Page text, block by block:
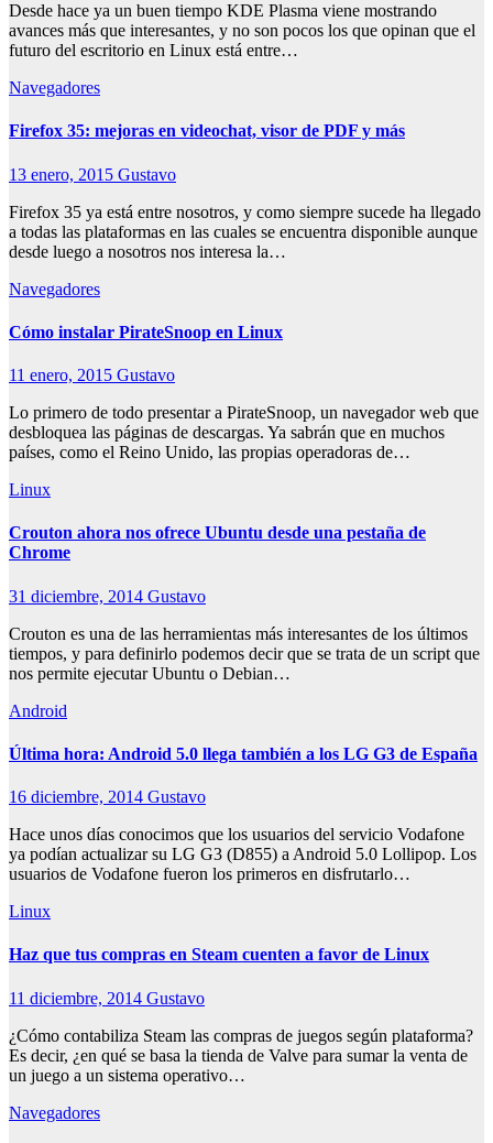
Desde hace ya un buen tiempo KDE Plasma viene mostrando
avances más que interesantes, y no son pocos los que opinan que el
futuro del escritorio en Linux está entre…
Navegadores
Firefox 35: mejoras en videochat, visor de PDF y más
13 enero, 2015 Gustavo
Firefox 35 ya está entre nosotros, y como siempre sucede ha llegado
a todas las plataformas en las cuales se encuentra disponible aunque
desde luego a nosotros nos interesa la…
Navegadores
Cómo instalar PirateSnoop en Linux
11 enero, 2015 Gustavo
Lo primero de todo presentar a PirateSnoop, un navegador web que
desbloquea las páginas de descargas. Ya sabrán que en muchos
países, como el Reino Unido, las propias operadoras de…
Linux
Crouton ahora nos ofrece Ubuntu desde una pestaña de
Chrome
31 diciembre, 2014 Gustavo
Crouton es una de las herramientas más interesantes de los últimos
tiempos, y para definirlo podemos decir que se trata de un script que
nos permite ejecutar Ubuntu o Debian…
Android
Última hora: Android 5.0 llega también a los LG G3 de España
16 diciembre, 2014 Gustavo
Hace unos días conocimos que los usuarios del servicio Vodafone
ya podían actualizar su LG G3 (D855) a Android 5.0 Lollipop. Los
usuarios de Vodafone fueron los primeros en disfrutarlo…
Linux
Haz que tus compras en Steam cuenten a favor de Linux
11 diciembre, 2014 Gustavo
¿Cómo contabiliza Steam las compras de juegos según plataforma?
Es decir, ¿en qué se basa la tienda de Valve para sumar la venta de
un juego a un sistema operativo…
Navegadores